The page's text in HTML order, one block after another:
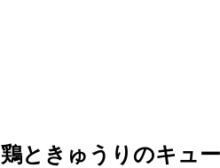
鶏ときゅうりのキュ